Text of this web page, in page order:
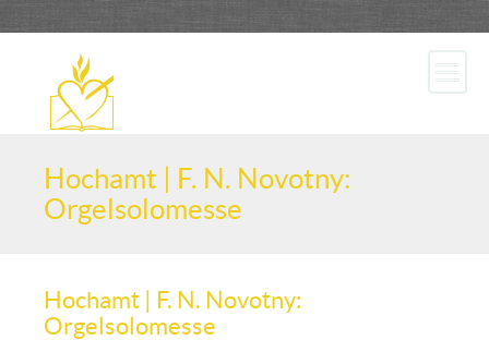
Hochamt | F. N. Novotny:
Orgelsolomesse
Hochamt | F. N. Novotny:
Orgelsolomesse